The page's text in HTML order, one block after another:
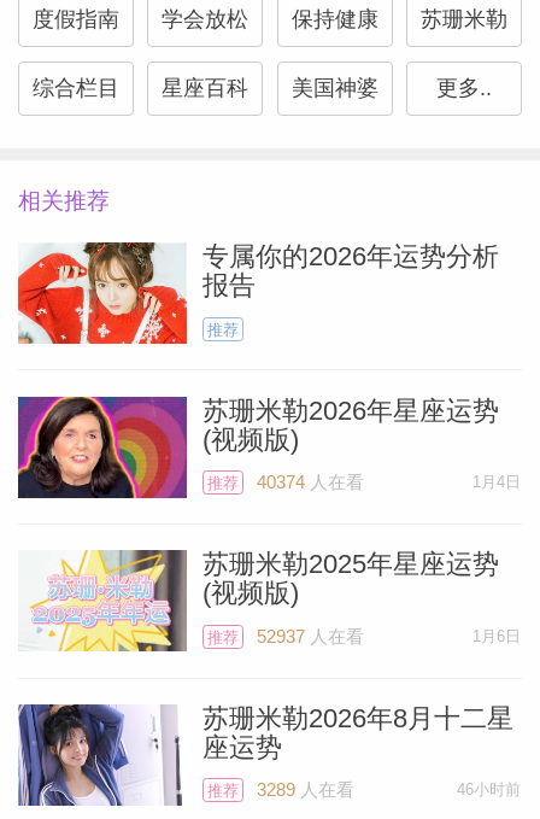
得益于巨蟹座的木星，你在金钱方面很可能
正经历着12年来最好的运势。你的守护星
木星所行经之处，便是你关注的领域，而木
宰着你的一个财务领域。你可能会收到一笔
可观的退税款（如果还没收到的话），或者
发现你的投资正在带来丰厚的分红。继续投
资吧，因为木星还有几个月的时间会继续为
摩羯座
了，也许是在你最喜欢的城镇。你的守护星
土星虽然不是最容易相处的一颗星，但在接
下来的三年里，它将为你效力，帮助你在生
庭和亲情方面。市场上符合你预算的房源可
能不多，但如果你愿意考虑需要翻修的房
子，土星能助你应对这一挑战。
度假指南 学会放松 保持健康 苏珊米勒
综合栏目 星座百科 美国神婆 更多..
相关推荐
专属你的2026年运势分析
报告
推荐
苏珊米勒2026年星座运势
(视频版)
推荐 40374人在看 1月4日
苏珊米勒2025年星座运势
(视频版)
推荐 52937人在看 1月6日
苏珊米勒2026年8月十二星
座运势
推荐 3289人在看 46小时前